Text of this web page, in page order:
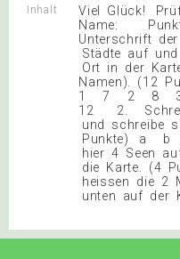
Inhalt
Viel Glück!
Name:
Unterschrift
Städte auf
Ort in der
Namen). (12
1 7 2 8
12 2.
und schreibe
Punkte) a
hier 4 Seen
die Karte.
heissen die 2
unten auf